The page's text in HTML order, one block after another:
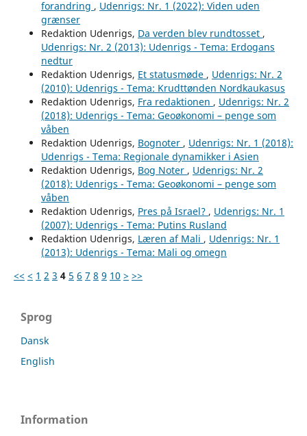
forandring , Udenrigs: Nr. 1 (2022): Viden uden
grænser
Redaktion Udenrigs, Da verden blev rundtosset ,
Udenrigs: Nr. 2 (2013): Udenrigs - Tema: Erdogans
nedtur
Redaktion Udenrigs, Et statusmøde , Udenrigs: Nr. 2
(2010): Udenrigs - Tema: Krudttønden Nordkaukasus
Redaktion Udenrigs, Fra redaktionen , Udenrigs: Nr. 2
(2018): Udenrigs - Tema: Geoøkonomi – penge som
våben
Redaktion Udenrigs, Bognoter , Udenrigs: Nr. 1 (2018):
Udenrigs - Tema: Regionale dynamikker i Asien
Redaktion Udenrigs, Bog Noter , Udenrigs: Nr. 2
(2018): Udenrigs - Tema: Geoøkonomi – penge som
våben
Redaktion Udenrigs, Pres på Israel? , Udenrigs: Nr. 1
(2007): Udenrigs - Tema: Putins Rusland
Redaktion Udenrigs, Læren af Mali , Udenrigs: Nr. 1
(2013): Udenrigs - Tema: Mali og omegn
<< < 1 2 3 4 5 6 7 8 9 10 > >>
Sprog
Dansk
English
Information